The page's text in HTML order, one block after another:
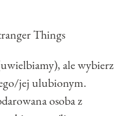
Things
ale wybierz
jej ulubionym.
osoba z